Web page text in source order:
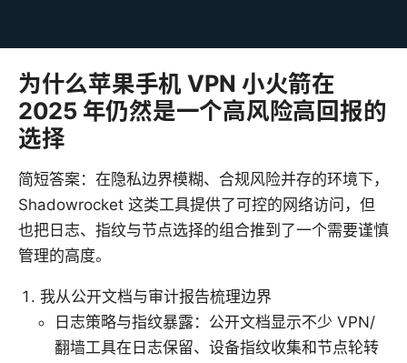
为什么苹果手机 VPN 小火箭在
2025 年仍然是一个高风险高回报的
选择
简短答案：在隐私边界模糊、合规风险并存的环境下，
Shadowrocket 这类工具提供了可控的网络访问，但
也把日志、指纹与节点选择的组合推到了一个需要谨慎
管理的高度。
我从公开文档与审计报告梳理边界
日志策略与指纹暴露：公开文档显示不少 VPN/
翻墙工具在日志保留、设备指纹收集和节点轮转